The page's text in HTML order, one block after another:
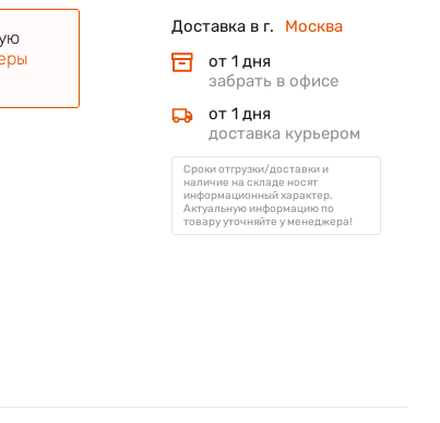
Доставка в г.
Москва
от 1 дня
забрать в офисе
от 1 дня
доставка курьером
Сроки отгрузки/доставки и
наличие на складе носят
информационный характер.
Актуальную информацию по
товару уточняйте у менеджера!